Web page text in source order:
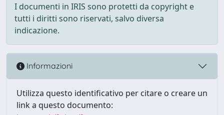
I documenti in IRIS sono protetti da copyright e
tutti i diritti sono riservati, salvo diversa
indicazione.
Informazioni
Utilizza questo identificativo per citare o creare un
link a questo documento: